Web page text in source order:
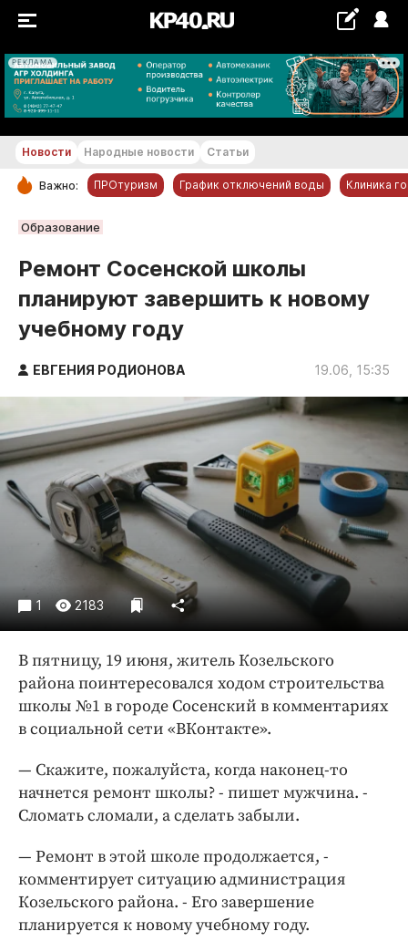
РЕКЛАМА
+29...+30 °С
РУБРИКИ
Обнинск
Статьи
Народные новости
Авто и транспорт
Благоустройство
Криминал
Культура
Недвижимость и ЖКХ
Образование
Общество
Погода
Праздники
Происшествия
Экономика и бизнес
ПРОЕКТЫ
Блоги
Издания
Медиаперсона
Интересное чтиво
Клиника года
Бренд года
Работодатель года
Новости Народные новости Статьи
Важно: ПРОтуризм График отключений воды Клиника
Образование
Ремонт Сосенской школы
планируют завершить к новому
учебному году
ЕВГЕНИЯ РОДИОНОВА 19.06, 15:35
1 2183
В пятницу, 19 июня, житель Козельского
района поинтересовался ходом строительства
школы №1 в городе Сосенский в комментариях
в социальной сети «ВКонтакте».
— Скажите, пожалуйста, когда наконец-то
начнется ремонт школы? - пишет мужчина. -
Сломать сломали, а сделать забыли.
— Ремонт в этой школе продолжается, -
комментирует ситуацию администрация
Козельского района. - Его завершение
планируется к новому учебному году.